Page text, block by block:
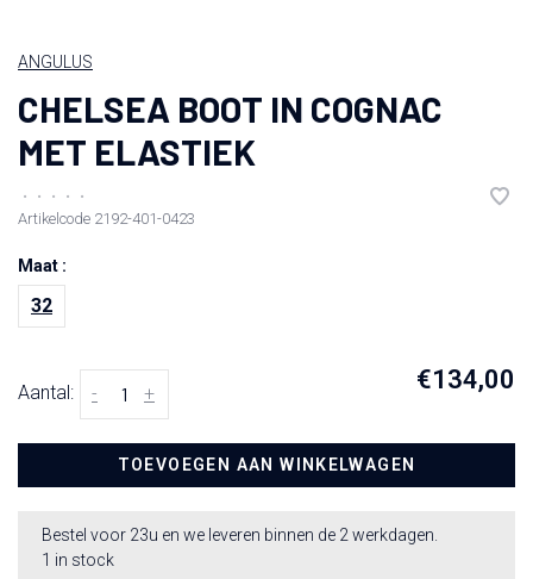
ANGULUS
CHELSEA BOOT IN COGNAC
MET ELASTIEK
• • • •
•
Artikelcode 2192-401-0423
Maat :
32
Aantal: +
- €134,00
TOEVOEGEN AAN WINKELWAGEN
Bestel voor 23u en we leveren binnen de 2 werkdagen.
1 in stock